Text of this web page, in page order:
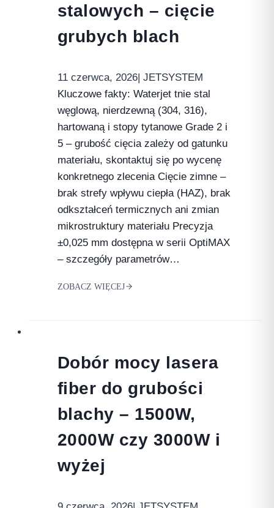
stalowych – cięcie
grubych blach
11 czerwca, 2026| JETSYSTEM
Kluczowe fakty: Waterjet tnie stal
węglową, nierdzewną (304, 316),
hartowaną i stopy tytanowe Grade 2 i
5 – grubość cięcia zależy od gatunku
materiału, skontaktuj się po wycenę
konkretnego zlecenia Cięcie zimne –
brak strefy wpływu ciepła (HAZ), brak
odkształceń termicznych ani zmian
mikrostruktury materiału Precyzja
±0,025 mm dostępna w serii OptiMAX
– szczegóły parametrów…
ZOBACZ WIĘCEJ
Dobór mocy lasera
fiber do grubości
blachy – 1500W,
2000W czy 3000W i
wyżej